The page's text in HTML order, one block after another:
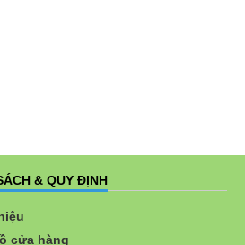
& QUY ĐỊNH
cửa hàng